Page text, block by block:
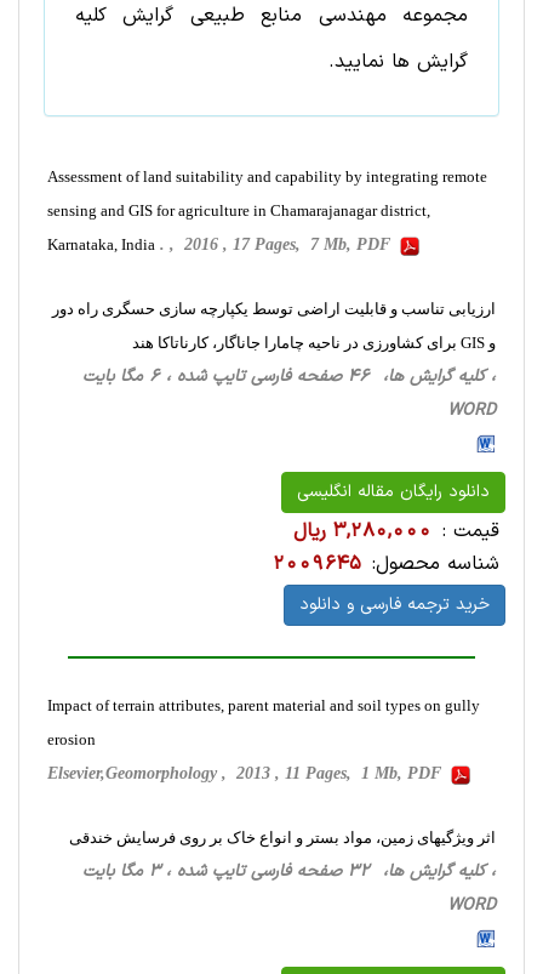
مجموعه مهندسی منابع طبيعی گرایش کلیه
گرایش ها نمایید.
Assessment of land suitability and capability by integrating remote
sensing and GIS for agriculture in Chamarajanagar district,
Karnataka, India . , 2016 , 17 Pages, 7 Mb, PDF
ارزیابی تناسب و قابلیت اراضی توسط یکپارچه سازی حسگری راه دور
و GIS برای کشاورزی در ناحیه چامارا جاناگار، کارناتاکا هند
، کلیه گرایش ها، 46 صفحه فارسی تایپ شده ، 6 مگا بایت
WORD
دانلود رایگان مقاله انگلیسی
قیمت : 3,280,000 ریال
شناسه محصول: 2009645
خرید ترجمه فارسی و دانلود
Impact of terrain attributes, parent material and soil types on gully
erosion
Elsevier,Geomorphology , 2013 , 11 Pages, 1 Mb, PDF
اثر ویژگیهای زمین، مواد بستر و انواع خاک بر روی فرسایش خندقی
، کلیه گرایش ها، 32 صفحه فارسی تایپ شده ، 3 مگا بایت
WORD